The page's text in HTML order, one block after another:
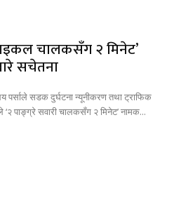
चालकसँग २ मिनेट’
सचेतना
पर्साले सडक दुर्घटना न्यूनीकरण तथा ट्राफिक
‘२ पाङ्ग्रे सवारी चालकसँग २ मिनेट’ नामक...